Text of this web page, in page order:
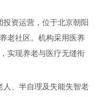
资运营，位于北京朝阳
老社区。机构采用医养
实现养老与医疗无缝衔
、半自理及失能失智老